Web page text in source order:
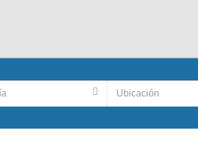
Ubicación